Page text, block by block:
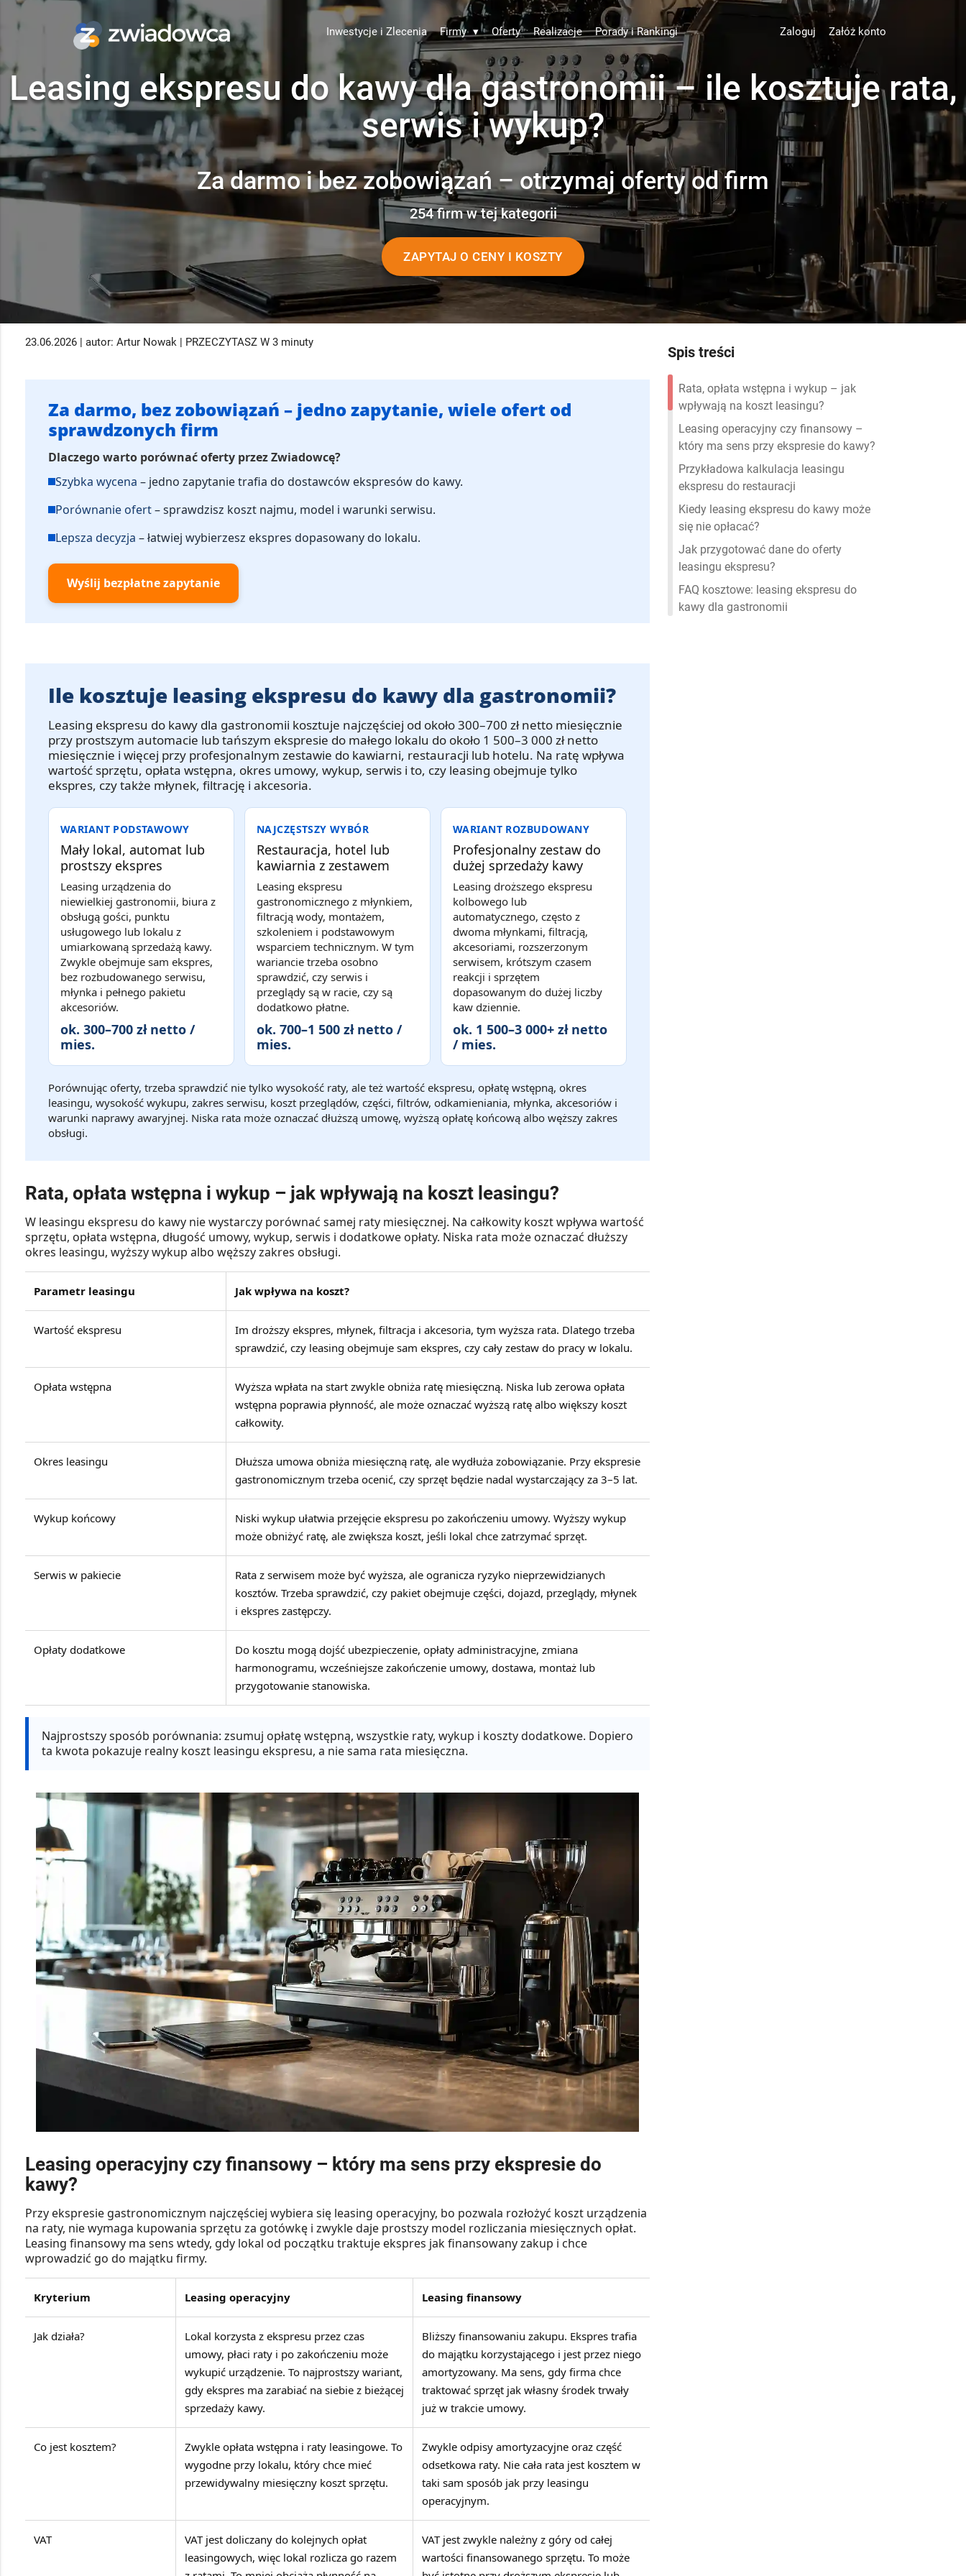
Inwestycje i Zlecenia Firmy ▾ Oferty Realizacje Porady i Rankingi Zaloguj Załóż konto
Leasing ekspresu do kawy dla gastronomii – ile kosztuje rata,
serwis i wykup?
Za darmo i bez zobowiązań – otrzymaj oferty od firm
254 firm w tej kategorii
ZAPYTAJ O CENY I KOSZTY
23.06.2026 | autor: Artur Nowak | PRZECZYTASZ W 3 minuty
Za darmo, bez zobowiązań – jedno zapytanie, wiele ofert od
sprawdzonych firm
Dlaczego warto porównać oferty przez Zwiadowcę?
Szybka wycena – jedno zapytanie trafia do dostawców ekspresów do kawy.
Porównanie ofert– sprawdzisz koszt najmu, model i warunki serwisu.
Lepsza decyzja – łatwiej wybierzesz ekspres dopasowany do lokalu.
Wyślij bezpłatne zapytanie
Ile kosztuje leasing ekspresu do kawy dla gastronomii?
Leasing ekspresu do kawy dla gastronomii kosztuje najczęściej od około300–700 zł netto miesięcznie
przy prostszym automacie lub tańszym ekspresie do małego lokalu do około 1 500–3 000 zł netto
miesięcznie i więcej przy profesjonalnym zestawie do kawiarni, restauracji lub hotelu. Na ratę wpływa
wartość sprzętu, opłata wstępna, okres umowy, wykup, serwis i to, czy leasing obejmuje tylko
ekspres, czy także młynek, filtrację i akcesoria.
WARIANT PODSTAWOWY
Mały lokal, automat lub
prostszy ekspres
Leasing urządzenia do
niewielkiej gastronomii, biura z
obsługą gości, punktu
usługowego lub lokalu z
umiarkowaną sprzedażą kawy.
Zwykle obejmuje sam ekspres,
bez rozbudowanego serwisu,
młynka i pełnego pakietu
akcesoriów.
ok. 300–700 zł netto /
mies.
NAJCZĘSTSZY WYBÓR
Restauracja, hotel lub
kawiarnia z zestawem
Leasing ekspresu
gastronomicznego z młynkiem,
filtracją wody, montażem,
szkoleniem i podstawowym
wsparciem technicznym. W tym
wariancie trzeba osobno
sprawdzić, czy serwis i
przeglądy są w racie, czy są
dodatkowo płatne.
ok. 700–1 500 zł netto /
mies.
WARIANT ROZBUDOWANY
Profesjonalny zestaw do
dużej sprzedaży kawy
Leasing droższego ekspresu
kolbowego lub
automatycznego, często z
dwoma młynkami, filtracją,
akcesoriami, rozszerzonym
serwisem, krótszym czasem
reakcji i sprzętem
dopasowanym do dużej liczby
kaw dziennie.
ok. 1 500–3 000+ zł netto
/ mies.
Porównując oferty, trzeba sprawdzić nie tylko wysokość raty, ale też wartość ekspresu, opłatę wstępną, okres
leasingu, wysokość wykupu, zakres serwisu, koszt przeglądów, części, filtrów, odkamieniania, młynka, akcesoriów i
warunki naprawy awaryjnej. Niska rata może oznaczać dłuższą umowę, wyższą opłatę końcową albo węższy zakres
obsługi.
Rata, opłata wstępna i wykup – jak wpływają na koszt leasingu?
W leasingu ekspresu do kawy nie wystarczy porównać samej raty miesięcznej. Na całkowity koszt wpływa wartość
sprzętu, opłata wstępna, długość umowy, wykup, serwis i dodatkowe opłaty. Niska rata może oznaczać dłuższy
okres leasingu, wyższy wykup albo węższy zakres obsługi.
Parametr leasingu Jak wpływa na koszt?
Wartość ekspresu
Im droższy ekspres, młynek, filtracja i akcesoria, tym wyższa rata. Dlatego trzeba
sprawdzić, czy leasing obejmuje sam ekspres, czy cały zestaw do pracy w lokalu.
Opłata wstępna
Wyższa wpłata na start zwykle obniża ratę miesięczną. Niska lub zerowa opłata
wstępna poprawia płynność, ale może oznaczać wyższą ratę albo większy koszt
całkowity.
Okres leasingu
Dłuższa umowa obniża miesięczną ratę, ale wydłuża zobowiązanie. Przy ekspresie
gastronomicznym trzeba ocenić, czy sprzęt będzie nadal wystarczający za 3–5 lat.
Wykup końcowy
Niski wykup ułatwia przejęcie ekspresu po zakończeniu umowy. Wyższy wykup
może obniżyć ratę, ale zwiększa koszt, jeśli lokal chce zatrzymać sprzęt.
Serwis w pakiecie
Rata z serwisem może być wyższa, ale ogranicza ryzyko nieprzewidzianych
kosztów. Trzeba sprawdzić, czy pakiet obejmuje części, dojazd, przeglądy, młynek
i ekspres zastępczy.
Opłaty dodatkowe
Do kosztu mogą dojść ubezpieczenie, opłaty administracyjne, zmiana
harmonogramu, wcześniejsze zakończenie umowy, dostawa, montaż lub
przygotowanie stanowiska.
Najprostszy sposób porównania: zsumuj opłatę wstępną, wszystkie raty, wykup i koszty dodatkowe. Dopiero
ta kwota pokazuje realny koszt leasingu ekspresu, a nie sama rata miesięczna.
Leasing operacyjny czy finansowy – który ma sens przy ekspresie do
kawy?
Przy ekspresie gastronomicznym najczęściej wybiera się leasing operacyjny, bo pozwala rozłożyć koszt urządzenia
na raty, nie wymaga kupowania sprzętu za gotówkę i zwykle daje prostszy model rozliczania miesięcznych opłat.
Leasing finansowy ma sens wtedy, gdy lokal od początku traktuje ekspres jak finansowany zakup i chce
wprowadzić go do majątku firmy.
Kryterium Leasing operacyjny Leasing finansowy
Jak działa?
Lokal korzysta z ekspresu przez czas
umowy, płaci raty i po zakończeniu może
wykupić urządzenie. To najprostszy wariant,
gdy ekspres ma zarabiać na siebie z bieżącej
sprzedaży kawy.
Bliższy finansowaniu zakupu. Ekspres trafia
do majątku korzystającego i jest przez niego
amortyzowany. Ma sens, gdy firma chce
traktować sprzęt jak własny środek trwały
już w trakcie umowy.
Co jest kosztem?
Zwykle opłata wstępna i raty leasingowe. To
wygodne przy lokalu, który chce mieć
przewidywalny miesięczny koszt sprzętu.
Zwykle odpisy amortyzacyjne oraz część
odsetkowa raty. Nie cała rata jest kosztem w
taki sam sposób jak przy leasingu
operacyjnym.
VAT
VAT jest doliczany do kolejnych opłat
leasingowych, więc lokal rozlicza go razem
VAT jest zwykle należny z góry od całej
wartości finansowanego sprzętu. To może
Spis treści
Rata, opłata wstępna i wykup – jak
wpływają na koszt leasingu?
Leasing operacyjny czy finansowy –
który ma sens przy ekspresie do kawy?
Przykładowa kalkulacja leasingu
ekspresu do restauracji
Kiedy leasing ekspresu do kawy może
się nie opłacać?
Jak przygotować dane do oferty
leasingu ekspresu?
FAQ kosztowe: leasing ekspresu do
kawy dla gastronomii